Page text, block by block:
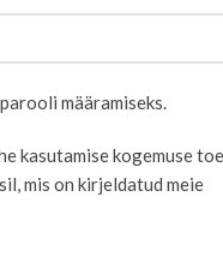
määramiseks.
kasutamise kogemuse
mis on kirjeldatud meie